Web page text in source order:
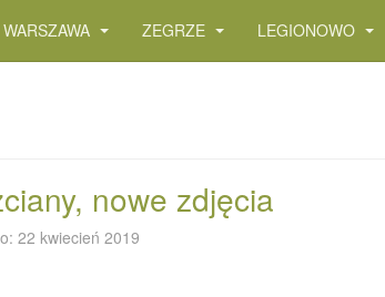
WARSZAWA ZEGRZE LEGIONOWO
nowe zdjęcia
22 kwiecień 2019